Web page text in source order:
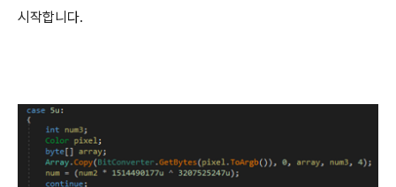
시작합니다.